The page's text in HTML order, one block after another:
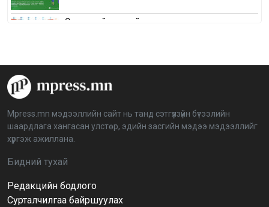
Сонгуулийн хуулийн зөрчил, шалгах,
аймагт үргэлжилж байна
BTS-ийн тоглолтыг Netflix дэлхий даяар шууд
дамжуулна
Иргэдийн төлөөлөгчдийн хурлын 2026 оны
нөхөн сонгууль 6 дугаар сарын 21-нд болно
Mpress.mn мэдээллийн сайт нь танд сэтгүүлзүйн бүтээлийн
шаардлага хангасан улстөр, эдийн засгийн мэдээ мэдээллийг
хүргэж ажиллана.
Бидний тухай
Редакцийн бодлого
Сурталчилгаа байршуулах